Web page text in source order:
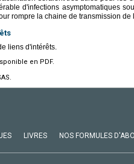
d'infections asymptomatiques
rompre la chaine de transmission de
liens d'intérêts.
en PDF.
LIVRES NOS FORMULES